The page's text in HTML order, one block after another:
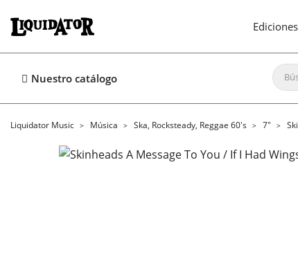
Ediciones
Nuestro catálogo
Liquidator Music Música Ska, Rocksteady, Reggae 60's 7"